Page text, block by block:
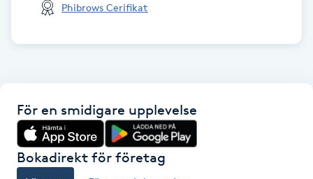
Kroppsinpackning
Phibrows Cerifikat
För en smidigare upplevelse
Bokadirekt för företag